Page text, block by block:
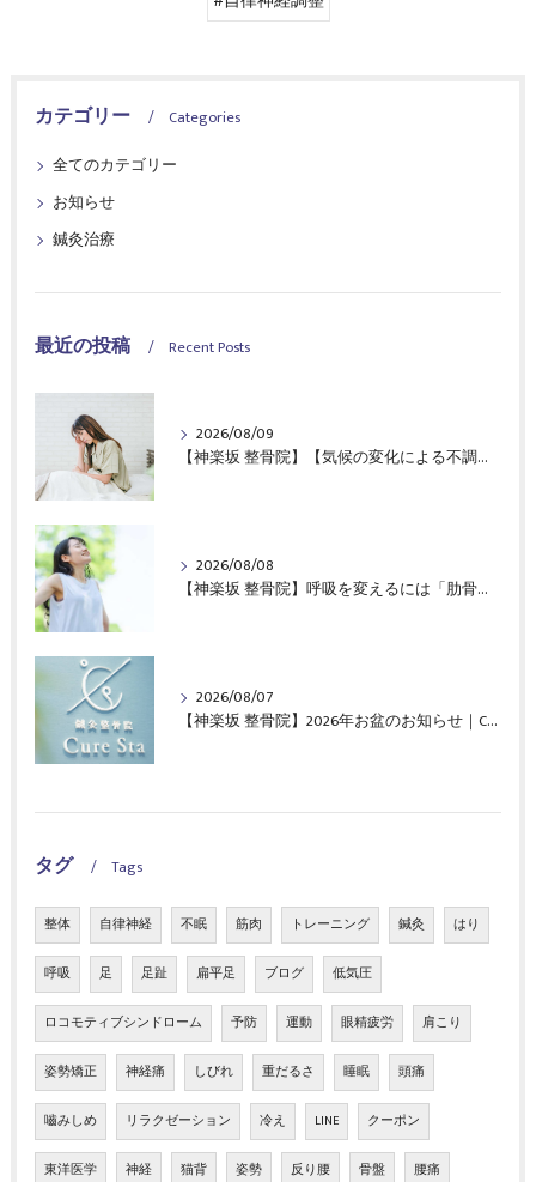
カテゴリー
Categories
全てのカテゴリー
お知らせ
鍼灸治療
最近の投稿 Recent Posts
2026/08/09
【神楽坂 整骨院】【気候の変化による不調が改善し、快適な毎日へ】｜CureSta鍼灸整骨院
2026/08/08
【神楽坂 整骨院】呼吸を変えるには「肋骨」と「背骨」がポイント！｜CureSta鍼灸整骨院
2026/08/07
【神楽坂 整骨院】2026年お盆のお知らせ｜CureSta鍼灸整骨院
タグ Tags
整体 自律神経 不眠 筋肉 トレーニング 鍼灸 はり
呼吸 足 足趾 扁平足 ブログ 低気圧
ロコモティブシンドローム 予防 運動 眼精疲労 肩こり
姿勢矯正 神経痛 しびれ 重だるさ 睡眠 頭痛
嚙みしめ リラクゼーション 冷え LINE クーポン
東洋医学 神経 猫背 姿勢 反り腰 骨盤 腰痛